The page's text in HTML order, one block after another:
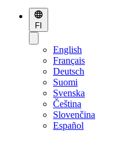
FI
English
Français
Deutsch
Suomi
Svenska
Čeština
Slovenčina
Español